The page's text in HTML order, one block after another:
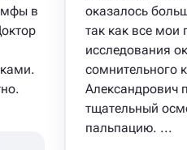
в
оказалось
так как все мои
исследования
сомнительного
Александрович
тщательный
пальпацию. ...